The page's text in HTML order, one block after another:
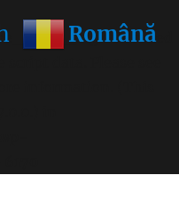
was called
Română